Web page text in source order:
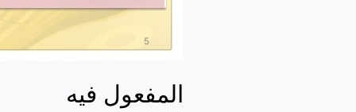
المفعول فيه